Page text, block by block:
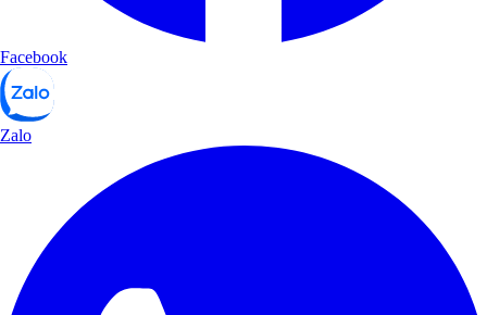
Facebook
Zalo